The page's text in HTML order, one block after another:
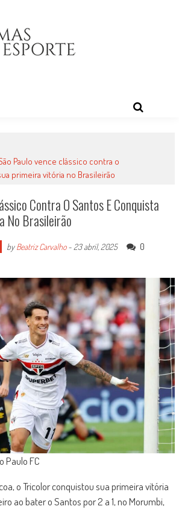
Paulo vence clássico contra o
primeira vitória no Brasileirão
Contra O Santos E Conquista
No Brasileirão
byBeatriz Carvalho- 23 abril, 2025 0
Paulo FC
o Tricolor conquistou sua primeira vitória
ao bater o Santos por 2 a 1, no Morumbi,